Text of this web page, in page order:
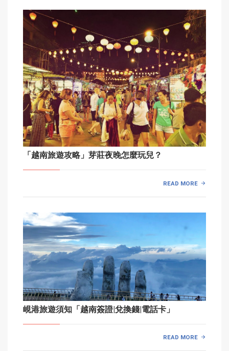
「越南旅遊攻略」芽莊夜晚怎麼玩兒？
READ MORE
峴港旅遊須知「越南簽證|兌換錢|電話卡」
READ MORE